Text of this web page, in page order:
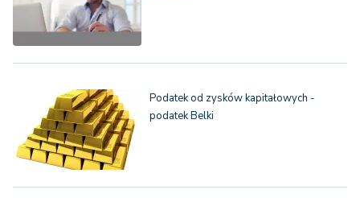
Podatek od zysków kapitałowych -
podatek Belki